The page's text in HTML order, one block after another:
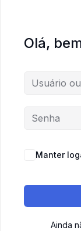
Olá,
Manter
Ainda